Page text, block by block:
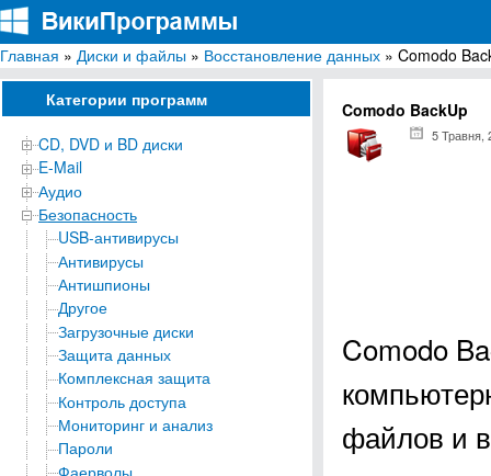
ВикиПрограммы
Энциклопедия бесплатных компьютерных программ для Windows
Главная » Диски и файлы » Восстановление данных » Comodo
Категории программ
CD, DVD и BD диски
E-Mail
Аудио
Безопасность
USB-антивирусы
Антивирусы
Антишпионы
Другое
Загрузочные диски
Защита данных
Комплексная защита
Контроль доступа
Мониторинг и анализ
Пароли
Фаерволы
Comodo BackUp
5 Травня,
Comodo
файлов и